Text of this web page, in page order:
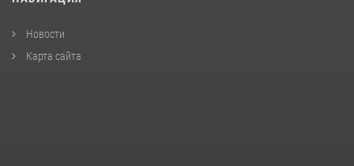
Новости
Карта сайта